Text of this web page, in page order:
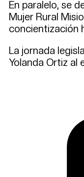
En paralelo, se
Mujer Rural
concientización
La jornada
Yolanda Ortiz al